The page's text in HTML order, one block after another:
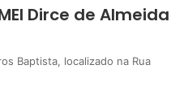
Dirce de Almeida
Baptista, localizado na Rua